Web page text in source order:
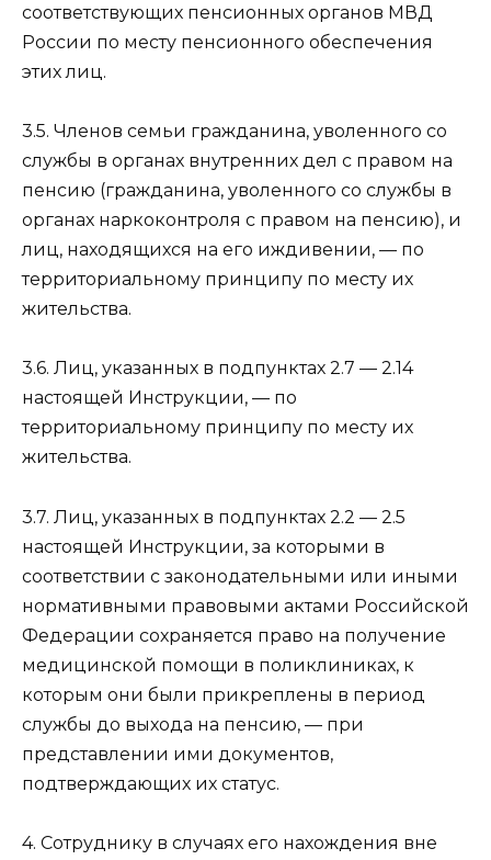
соответствующих пенсионных органов МВД
России по месту пенсионного обеспечения
этих лиц.
3.5. Членов семьи гражданина, уволенного со
службы в органах внутренних дел с правом на
пенсию (гражданина, уволенного со службы в
органах наркоконтроля с правом на пенсию), и
лиц, находящихся на его иждивении, — по
территориальному принципу по месту их
жительства.
3.6. Лиц, указанных в подпунктах 2.7 — 2.14
настоящей Инструкции, — по
территориальному принципу по месту их
жительства.
3.7. Лиц, указанных в подпунктах 2.2 — 2.5
настоящей Инструкции, за которыми в
соответствии с законодательными или иными
нормативными правовыми актами Российской
Федерации сохраняется право на получение
медицинской помощи в поликлиниках, к
которым они были прикреплены в период
службы до выхода на пенсию, — при
представлении ими документов,
подтверждающих их статус.
4. Сотруднику в случаях его нахождения вне